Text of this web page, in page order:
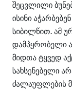
შეცვლილი
ისინი
სიბილწით. ამ
დამპყრობელი
მიდთა ტყვედ
სახსენებელი
ძალაუფლების